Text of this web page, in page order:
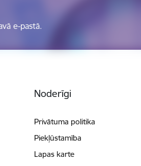
e-pastā.
Noderīgi
Privātuma politika
Piekļūstamība
Lapas karte